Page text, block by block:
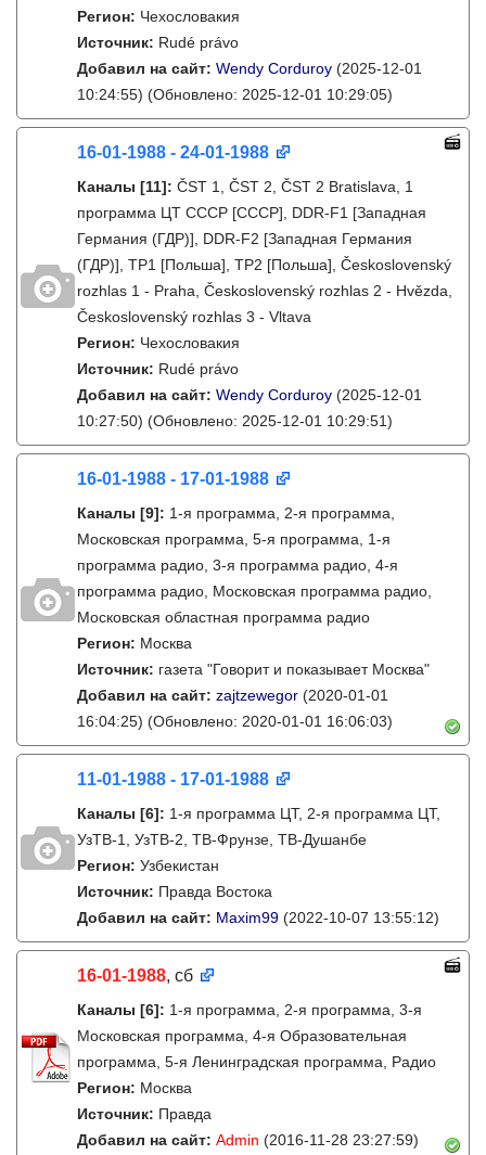
Регион: Чехословакия
Источник: Rudé právo
Добавил на сайт: Wendy Corduroy (2025-12-01
10:24:55) (Обновлено: 2025-12-01 10:29:05)
16-01-1988 - 24-01-1988
Каналы [11]: ČST 1, ČST 2, ČST 2 Bratislava, 1
программа ЦТ СССР [СССР], DDR-F1 [Западная
Германия (ГДР)], DDR-F2 [Западная Германия
(ГДР)], TP1 [Польша], TP2 [Польша], Československý
rozhlas 1 - Praha, Československý rozhlas 2 - Hvězda,
Československý rozhlas 3 - Vltava
Регион: Чехословакия
Источник: Rudé právo
Добавил на сайт: Wendy Corduroy (2025-12-01
10:27:50) (Обновлено: 2025-12-01 10:29:51)
16-01-1988 - 17-01-1988
Каналы [9]: 1-я программа, 2-я программа,
Московская программа, 5-я программа, 1-я
программа радио, 3-я программа радио, 4-я
программа радио, Московская программа радио,
Московская областная программа радио
Регион: Москва
Источник: газета "Говорит и показывает Москва"
Добавил на сайт: zajtzewegor (2020-01-01
16:04:25) (Обновлено: 2020-01-01 16:06:03)
11-01-1988 - 17-01-1988
Каналы [6]: 1-я программа ЦТ, 2-я программа ЦТ,
УзТВ-1, УзТВ-2, ТВ-Фрунзе, ТВ-Душанбе
Регион: Узбекистан
Источник: Правда Востока
Добавил на сайт: Maxim99 (2022-10-07 13:55:12)
16-01-1988, сб
Каналы [6]: 1-я программа, 2-я программа, 3-я
Московская программа, 4-я Образовательная
программа, 5-я Ленинградская программа, Радио
Регион: Москва
Источник: Правда
Добавил на сайт: Admin (2016-11-28 23:27:59)